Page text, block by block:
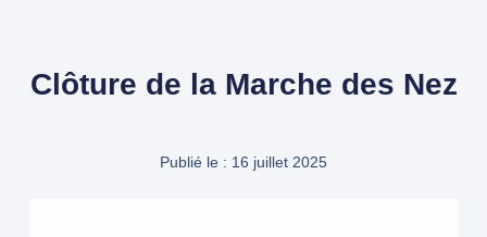
Clôture de la Marche des Nez
Publié le : 16 juillet 2025